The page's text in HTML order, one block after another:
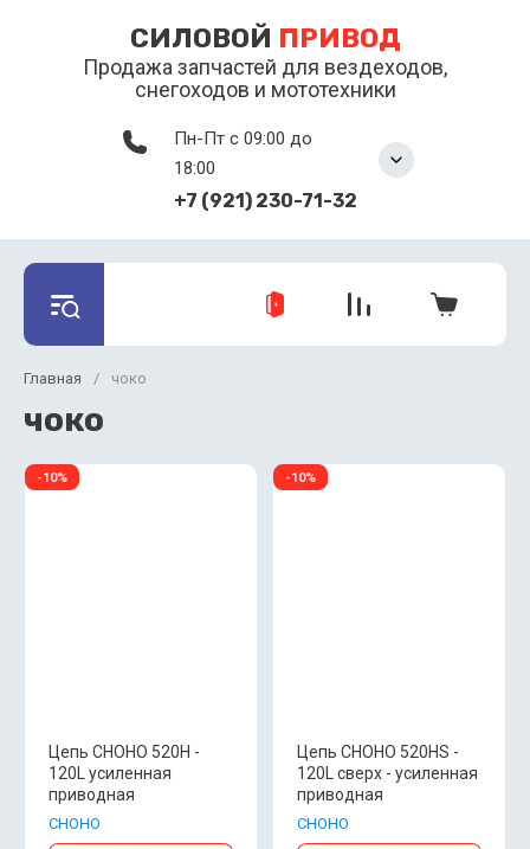
СИЛОВОЙ ПРИВОД
Продажа запчастей для вездеходов,
снегоходов и мототехники
Пн-Пт с 09:00 до
18:00
+7 (921) 230-71-32
Главная / чоко
чоко
-10%
Цепь CHOHO 520H -
120L усиленная
приводная
CHOHO
-10%
Цепь CHOHO 520HS -
120L сверх - усиленная
приводная
CHOHO